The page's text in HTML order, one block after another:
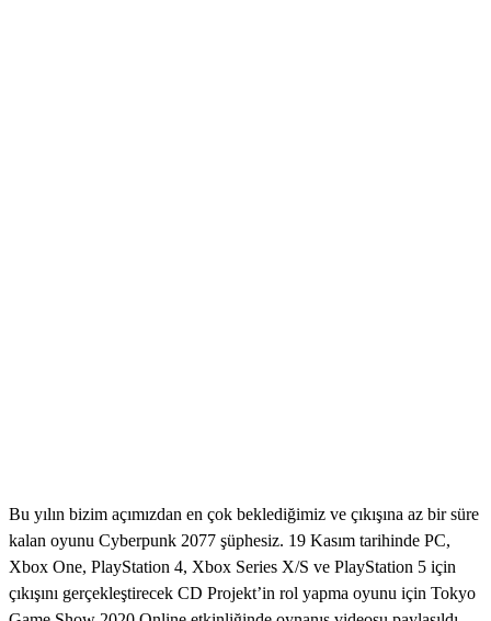
Bu yılın bizim açımızdan en çok beklediğimiz ve çıkışına az bir süre
kalan oyunu Cyberpunk 2077 şüphesiz. 19 Kasım tarihinde PC,
Xbox One, PlayStation 4, Xbox Series X/S ve PlayStation 5 için
çıkışını gerçekleştirecek CD Projekt’in rol yapma oyunu için Tokyo